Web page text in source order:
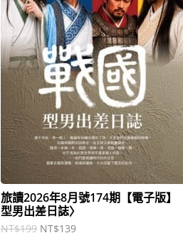
旅讀2026年8月號174期【電子版】
型男出差日誌〉
NT$199
1
9
9
。
NT$139
1
3
9
。